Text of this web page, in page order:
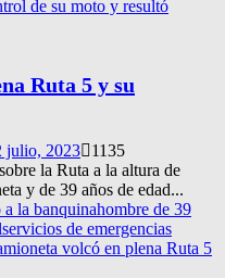
de su moto y resultó
Ruta 5 y su
julio, 2023
1135
la Ruta a la altura de
y de 39 años de edad...
a la banquinahombre de 39
servicios de emergencias
volcó en plena Ruta 5